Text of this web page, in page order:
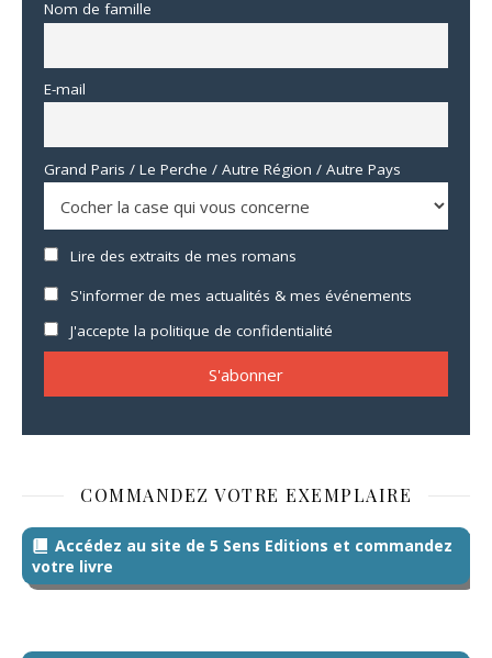
Nom de famille
E-mail
Grand Paris / Le Perche / Autre Région / Autre Pays
Lire des extraits de mes romans
S'informer de mes actualités & mes événements
J'accepte la politique de confidentialité
COMMANDEZ VOTRE EXEMPLAIRE
Accédez au site de 5 Sens Editions et commandez
votre livre